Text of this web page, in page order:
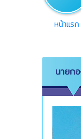
หน้าแรก
นายก